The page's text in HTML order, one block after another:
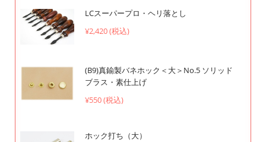
LCスーパープロ・ヘリ落とし
¥2,420 (税込)
(B9)真鍮製バネホック＜大＞No.5 ソリッド
ブラス・素仕上げ
¥550 (税込)
ホック打ち（大）